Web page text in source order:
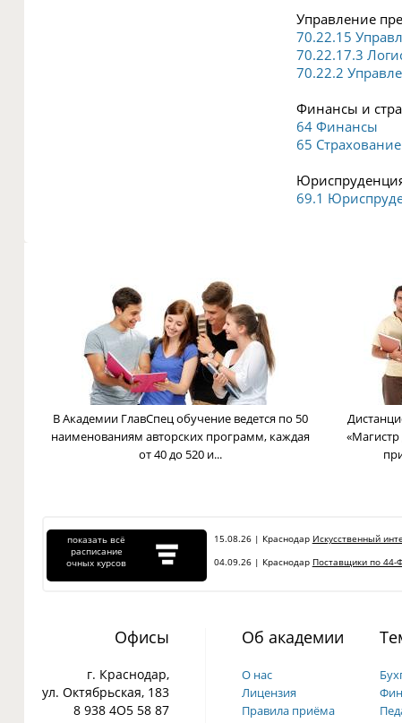
Управление
70.22.15
70.22.17.3
70.22.2
Финансы и
64 Финансы
65 Страхование
69.1
В Академии ГлавСпец обучение ведется по 50
наименованиям авторских программ, каждая
от 40 до 520 и...
показать всё
расписание
очных курсов
15.08.26 | Краснодар Искусственный
04.09.26 | Краснодар Поставщики по
Офисы
г. Краснодар,
ул. Октябрьская, 183
8 938 4О5 58 87
Об академии
О нас
Лицензия
Правила приёма